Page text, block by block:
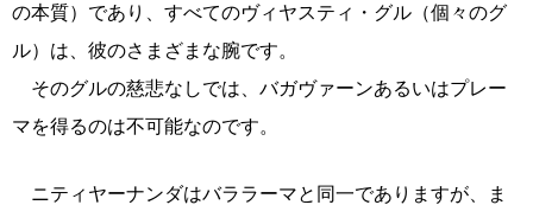
の本質）であり、すべてのヴィヤスティ・グル（個々のグ
ル）は、彼のさまざまな腕です。
そのグルの慈悲なしでは、バガヴァーンあるいはプレー
マを得るのは不可能なのです。
ニティヤーナンダはバララーマと同一でありますが、ま